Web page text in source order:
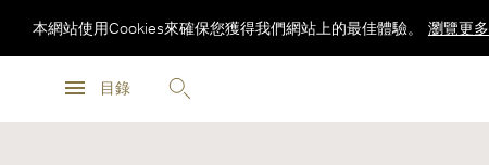
目錄
本網站使用Cookies來確保您獲得我們網站上的最佳體驗。 瀏覽更多